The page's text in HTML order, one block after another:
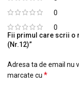
0
0
Fii primul care scrii o
(Nr.12)”
Adresa ta de email nu
marcate cu *